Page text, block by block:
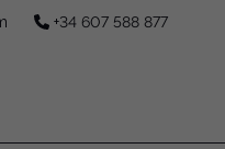
+34 607 588 877